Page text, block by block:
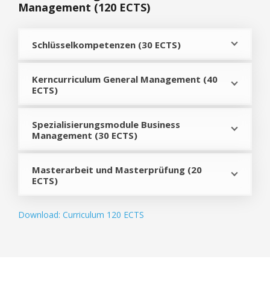
Management (120 ECTS)
Schlüsselkompetenzen (30 ECTS)
Kerncurriculum General Management (40
ECTS)
Spezialisierungsmodule Business
Management (30 ECTS)
Masterarbeit und Masterprüfung (20
ECTS)
Download: Curriculum 120 ECTS